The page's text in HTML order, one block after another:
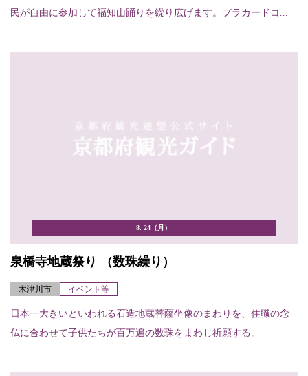
民が自由に参加して福知山踊りを繰り広げます。プラカードコ...
8. 24（月）
泉橋寺地蔵祭り （数珠繰り）
木津川市 イベント等
日本一大きいといわれる石造地蔵菩薩坐像のまわりを、住職の念
仏に合わせて子供たちが百万遍の数珠をまわし祈願する。